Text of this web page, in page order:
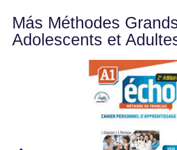
Más Méthodes
Adolescents et